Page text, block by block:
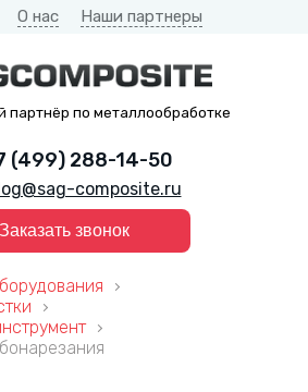
О нас Наши партнеры
по металлообработке
(499) 288-14-50
composite.ru
Заказать звонок